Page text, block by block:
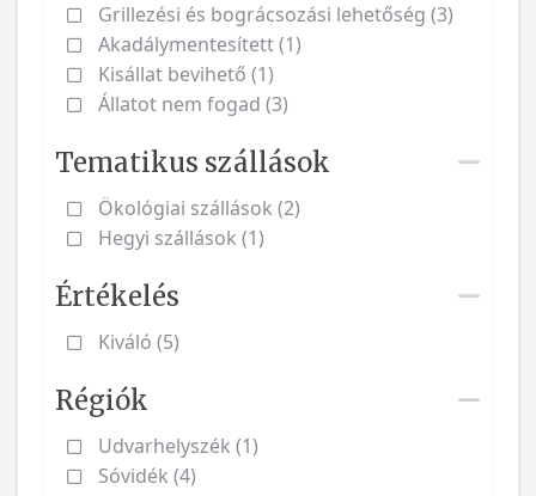
Grillezési és bográcsozási lehetőség (3)
Akadálymentesített (1)
Kisállat bevihető (1)
Állatot nem fogad (3)
Tematikus szállások
Ökológiai szállások (2)
Hegyi szállások (1)
Értékelés
Kiváló (5)
Régiók
Udvarhelyszék (1)
Sóvidék (4)